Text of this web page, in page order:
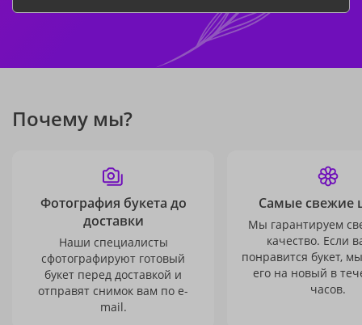
Почему мы?
Фотография букета до
доставки
Наши специалисты
сфотографируют готовый
букет перед доставкой и
отправят снимок вам по e-
mail.
Самые свежие
Мы гарантируем
качество. Если
понравится букет,
его на новый в
часов.